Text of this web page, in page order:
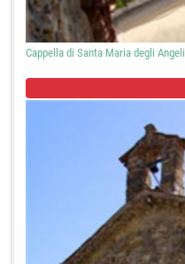
Cappella di Santa Maria degli Angeli